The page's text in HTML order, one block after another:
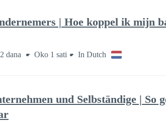
| Hoe koppel ik mijn
dana Oko 1 sati In Dutch
und Selbständige | So